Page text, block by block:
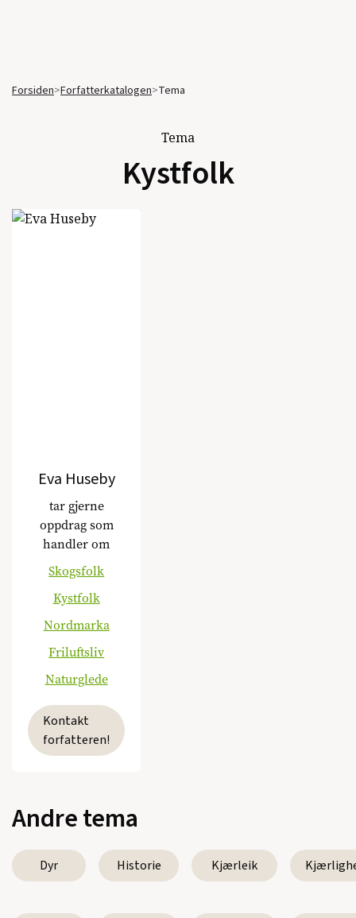
Forsiden>Forfatterkatalogen>Tema
Tema
Kystfolk
Eva Huseby
tar gjerne
oppdrag som
handler om
Skogsfolk
Kystfolk
Nordmarka
Friluftsliv
Naturglede
Kontakt
forfatteren!
Andre tema
Dyr Historie Kjærleik